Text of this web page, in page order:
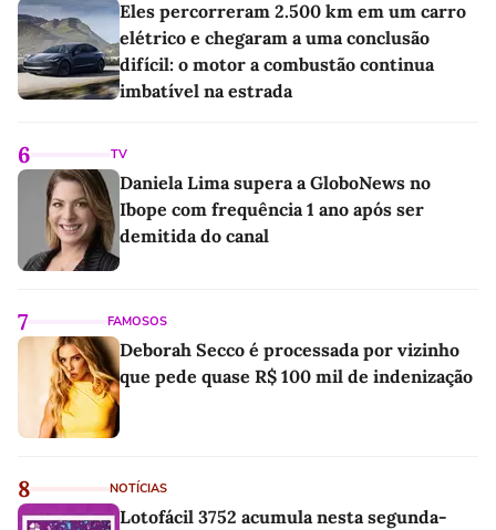
Eles percorreram 2.500 km em um carro
elétrico e chegaram a uma conclusão
difícil: o motor a combustão continua
imbatível na estrada
6 TV
Daniela Lima supera a GloboNews no
Ibope com frequência 1 ano após ser
demitida do canal
7 FAMOSOS
Deborah Secco é processada por vizinho
que pede quase R$ 100 mil de indenização
8 NOTÍCIAS
Lotofácil 3752 acumula nesta segunda-